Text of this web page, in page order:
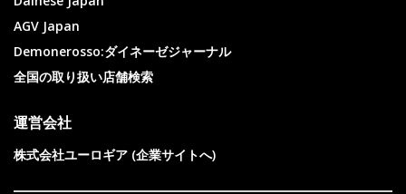
AGV Japan
Demonerosso:ダイネーゼジャーナル
全国の取り扱い店舗検索
運営会社
株式会社ユーロギア (企業サイトへ)